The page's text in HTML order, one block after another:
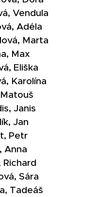
Vendula
Adéla
Marta
Max
Eliška
Karolína
Janis
Jan
Petr
Anna
Richard
Sára
Tadeáš